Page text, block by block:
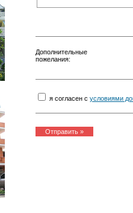
Дополнительные
пожелания:
я согласен с условиями